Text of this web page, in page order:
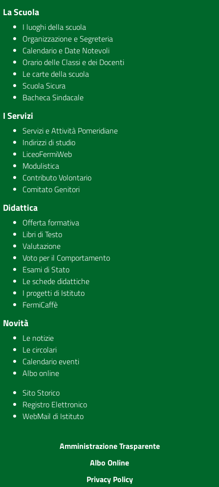
La Scuola
I luoghi della scuola
Organizzazione e Segreteria
Calendario e Date Notevoli
Orario delle Classi e dei Docenti
Le carte della scuola
Scuola Sicura
Bacheca Sindacale
I Servizi
Servizi e Attività Pomeridiane
Indirizzi di studio
LiceoFermiWeb
Modulistica
Contributo Volontario
Comitato Genitori
Didattica
Offerta formativa
Libri di Testo
Valutazione
Voto per il Comportamento
Esami di Stato
Le schede didattiche
I progetti di Istituto
FermiCaffè
Novità
Le notizie
Le circolari
Calendario eventi
Albo online
Sito Storico
Registro Elettronico
WebMail di Istituto
Amministrazione Trasparente
Albo Online
Privacy Policy